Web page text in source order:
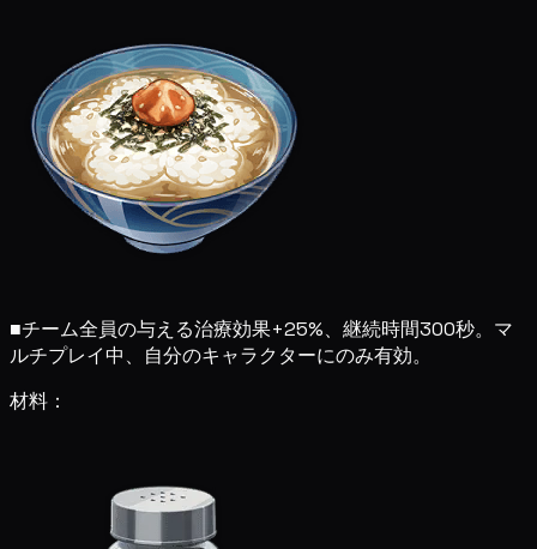
■チーム全員の与える治療効果+25%、継続時間300秒。マ
ルチプレイ中、自分のキャラクターにのみ有効。
材料：